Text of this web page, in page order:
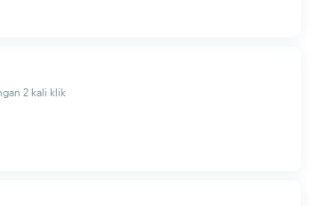
2 kali klik